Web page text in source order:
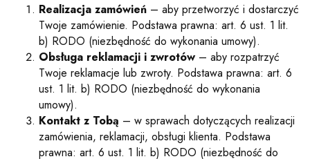
Realizacja zamówień – aby przetworzyć i dostarczyć
Twoje zamówienie. Podstawa prawna: art. 6 ust. 1 lit.
b) RODO (niezbędność do wykonania umowy).
Obsługa reklamacji i zwrotów – aby rozpatrzyć
Twoje reklamacje lub zwroty. Podstawa prawna: art. 6
ust. 1 lit. b) RODO (niezbędność do wykonania
umowy).
Kontakt z Tobą – w sprawach dotyczących realizacji
zamówienia, reklamacji, obsługi klienta. Podstawa
prawna: art. 6 ust. 1 lit. b) RODO (niezbędność do